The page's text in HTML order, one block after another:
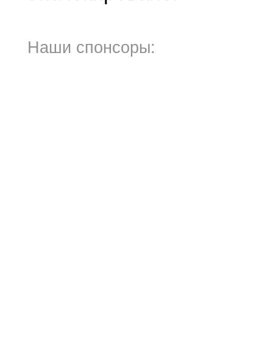
Наши спонсоры: